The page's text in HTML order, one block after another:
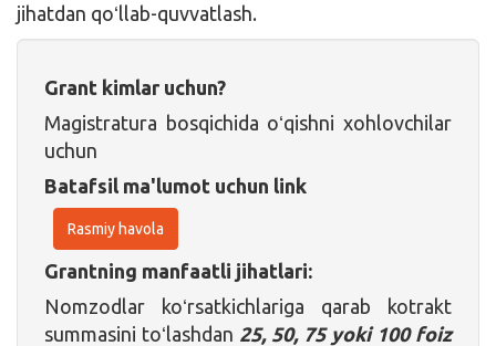
jihatdan qoʻllab-quvvatlash.
Grant kimlar uchun?
Magistratura bosqichida oʻqishni xohlovchilar
uchun
Batafsil ma'lumot uchun link
Rasmiy havola
Grantning manfaatli jihatlari:
Nomzodlar koʻrsatkichlariga qarab kotrakt
summasini toʻlashdan 25, 50, 75 yoki 100 foiz